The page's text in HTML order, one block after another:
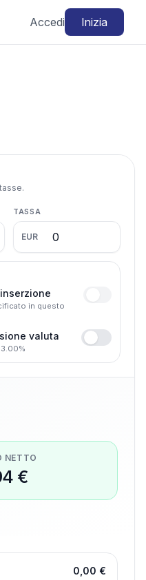
Accedi Inizia
TASSA
EUR
in questo
valuta
NETTO
€
0,00 €